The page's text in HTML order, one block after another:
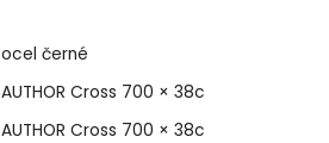
ocel černé
AUTHOR Cross 700 × 38c
AUTHOR Cross 700 × 38c